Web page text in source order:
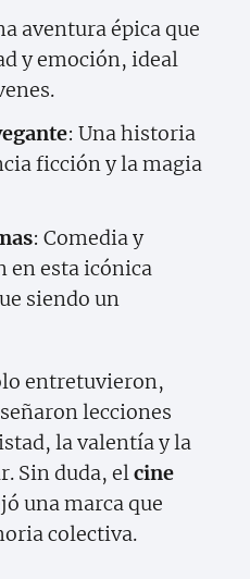
aventura épica que
y emoción, ideal
: Una historia
ficción y la magia
: Comedia y
en esta icónica
siendo un
entretuvieron,
lecciones
la valentía y la
Sin duda, elcine
una marca que
colectiva.